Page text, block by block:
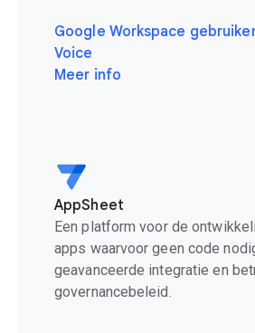
Google Workspace
Voice
Meer info
AppSheet
Een platform voor de
apps waarvoor geen code
geavanceerde integratie en
governancebeleid.